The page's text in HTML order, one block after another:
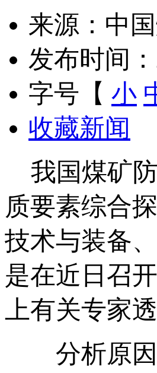
来源：中
发布时间
字号【 小
收藏新闻
我国煤矿防
质要素综合
技术与装备
是在近日召
上有关专家
分析原因